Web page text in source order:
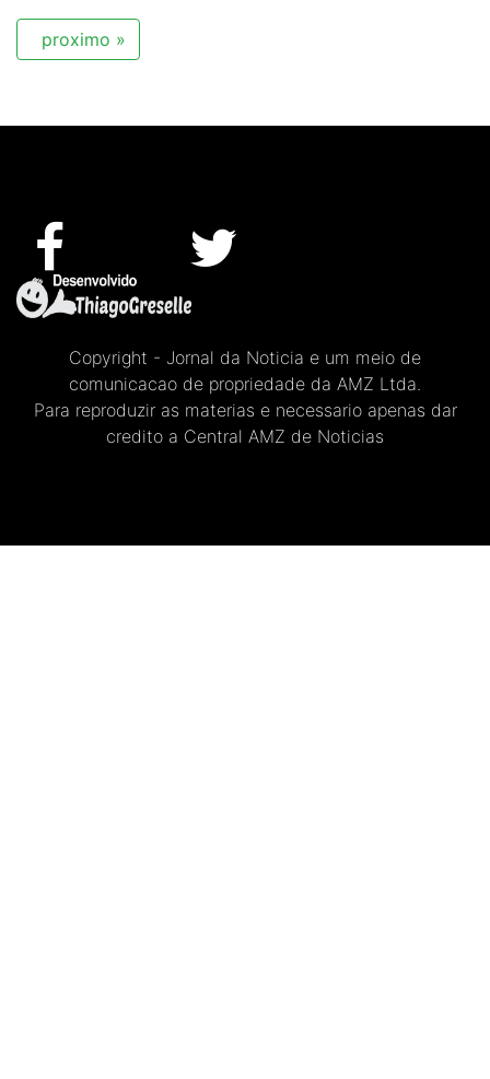
proximo »
Copyright - Jornal da Noticia e um meio de
comunicacao de propriedade da AMZ Ltda.
Para reproduzir as materias e necessario apenas dar
credito a Central AMZ de Noticias